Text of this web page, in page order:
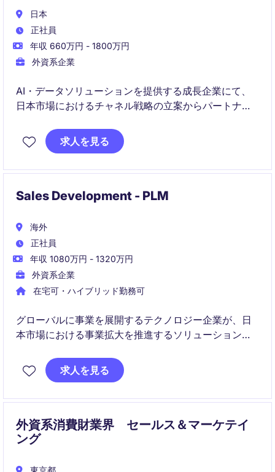
日本
正社員
年収 660万円 - 1800万円
外資系企業
AI・データソリューションを提供する成長企業にて、
日本市場におけるチャネル戦略の立案からパートナー
ーを募集しています。販売代理店やSIer、コンサルテ
ィング企業との強固なパートナーシップを構築し、チ
求人を見る
Sales Development - PLM
海外
正社員
年収 1080万円 - 1320万円
外資系企業
在宅可・ハイブリッド勤務可
グローバルに事業を展開するテクノロジー企業が、日
本市場における事業拡大を推進するソリューション営
業に対し、SaaS、ソフトウェア、コンサルティングサ
ービスを組み合わせた提案営業を担当していただきま
求人を見る
外資系消費財業界 セールス＆マーケテイ
ング
東京都